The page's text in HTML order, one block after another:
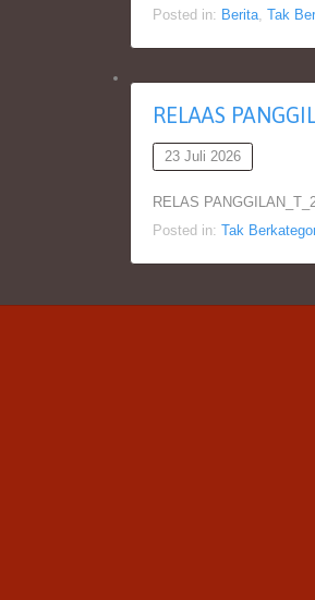
Posted in: Berita, Tak
RELAAS
23 Juli 2026
RELAS
Posted in: Tak